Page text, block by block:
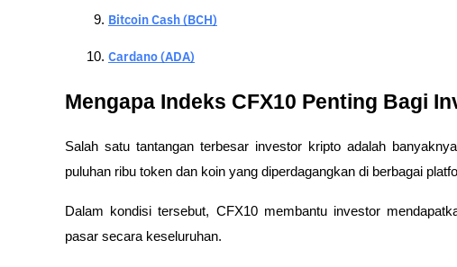
Bitcoin Cash (BCH)
Cardano (ADA)
Mengapa Indeks CFX10 Penting Bagi
Salah satu tantangan terbesar investor kripto adalah
puluhan ribu token dan koin yang diperdagangkan di berbagai
Dalam kondisi tersebut, CFX10 membantu investor
pasar secara keseluruhan.